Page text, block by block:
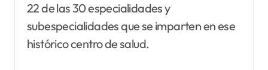
22 de las 30 especialidades y
subespecialidades que se imparten en ese
histórico centro de salud.